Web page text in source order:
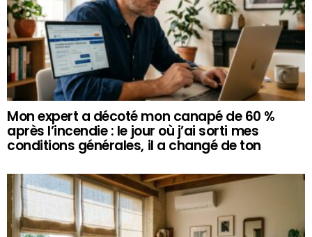
Mon expert a décoté mon canapé de 60 %
après l’incendie : le jour où j’ai sorti mes
conditions générales, il a changé de ton